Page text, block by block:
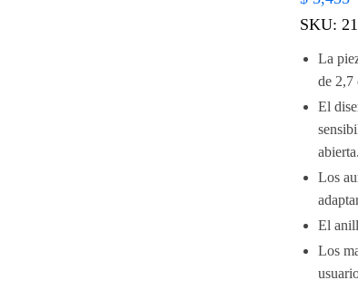
SKU:
La
de 2,7
El
abierta.
Los
El
Los